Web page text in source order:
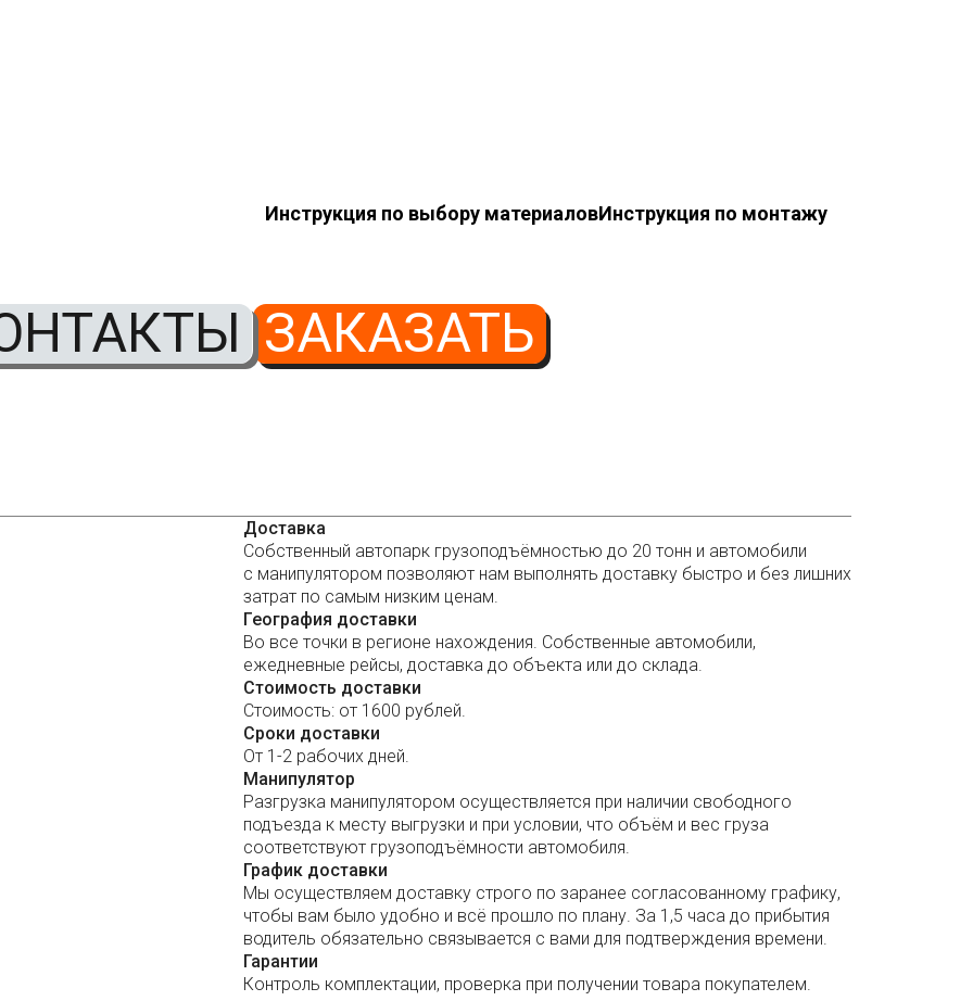
Инструкция по выбору материаловИнструкция по монтажу
ЗАКАЗАТЬ
Доставка
Собственный автопарк грузоподъёмностью до 20 тонн и автомобили
с манипулятором позволяют нам выполнять доставку быстро и без лишних
затрат по самым низким ценам.
География доставки
Во все точки в регионе нахождения. Собственные автомобили,
ежедневные рейсы, доставка до объекта или до склада.
Стоимость доставки
Стоимость: от 1600 рублей.
Сроки доставки
От 1-2 рабочих дней.
Манипулятор
Разгрузка манипулятором осуществляется при наличии свободного
подъезда к месту выгрузки и при условии, что объём и вес груза
соответствуют грузоподъёмности автомобиля.
График доставки
Мы осуществляем доставку строго по заранее согласованному графику,
чтобы вам было удобно и всё прошло по плану. За 1,5 часа до прибытия
водитель обязательно связывается с вами для подтверждения времени.
Гарантии
Контроль комплектации, проверка при получении товара покупателем.